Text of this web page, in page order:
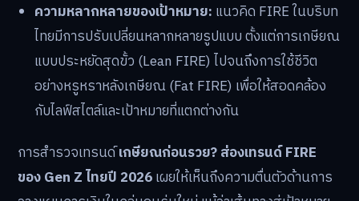
ความหลากหลายของเป้าหมาย: แนวคิด FIRE ในบริบท
ไทยมีการปรับเปลี่ยนหลากหลายรูปแบบ ตั้งแต่การเกษียณ
แบบประหยัดสุดขั้ว (Lean FIRE) ไปจนถึงการใช้ชีวิต
อย่างหรูหราหลังเกษียณ (Fat FIRE) เพื่อให้สอดคล้อง
กับไลฟ์สไตล์และเป้าหมายที่แตกต่างกัน
การสำรวจเทรนด์เกษียณก่อนรวย? ส่องเทรนด์ FIRE
ของ Gen Z ไทยปี 2026เผยให้เห็นถึงความตื่นตัวด้านการ